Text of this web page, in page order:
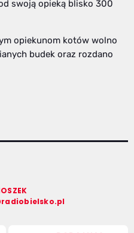
swoją opieką blisko 300
opiekunom kotów wolno
budek oraz rozdano